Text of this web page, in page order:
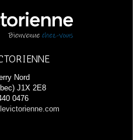
Nord
J1X 2E8
0476